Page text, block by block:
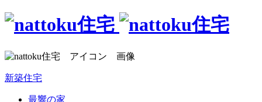
新築住宅
最響の家